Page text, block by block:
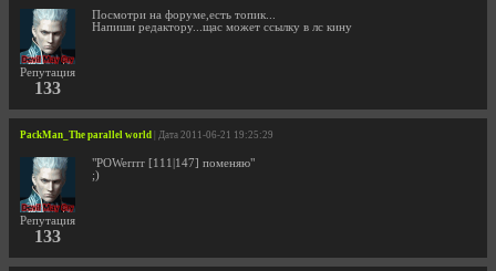
Репутация
133
Посмотри на форуме,есть топик...
Напиши редактору...щас может ссылку в лс кину
PackMan_The parallel world | Дата 2011-06-21 19:25:29
Репутация
133
"POWerrrr [111|147] поменяю"
;)